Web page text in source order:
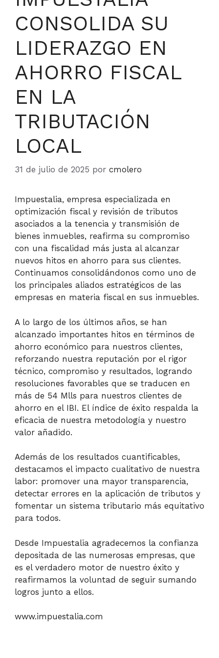
CONSOLIDA SU
LIDERAZGO EN
AHORRO FISCAL
EN LA
TRIBUTACIÓN
LOCAL
31 de julio de 2025 por cmolero
Impuestalia, empresa especializada en
optimización fiscal y revisión de tributos
asociados a la tenencia y transmisión de
bienes inmuebles, reafirma su compromiso
con una fiscalidad más justa al alcanzar
nuevos hitos en ahorro para sus clientes.
Continuamos consolidándonos como uno de
los principales aliados estratégicos de las
empresas en materia fiscal en sus inmuebles.
A lo largo de los últimos años, se han
alcanzado importantes hitos en términos de
ahorro económico para nuestros clientes,
reforzando nuestra reputación por el rigor
técnico, compromiso y resultados, logrando
resoluciones favorables que se traducen en
más de 54 Mlls para nuestros clientes de
ahorro en el IBI. El índice de éxito respalda la
eficacia de nuestra metodología y nuestro
valor añadido.
Además de los resultados cuantificables,
destacamos el impacto cualitativo de nuestra
labor: promover una mayor transparencia,
detectar errores en la aplicación de tributos y
fomentar un sistema tributario más equitativo
para todos.
Desde Impuestalia agradecemos la confianza
depositada de las numerosas empresas, que
es el verdadero motor de nuestro éxito y
reafirmamos la voluntad de seguir sumando
logros junto a ellos.
www.impuestalia.com